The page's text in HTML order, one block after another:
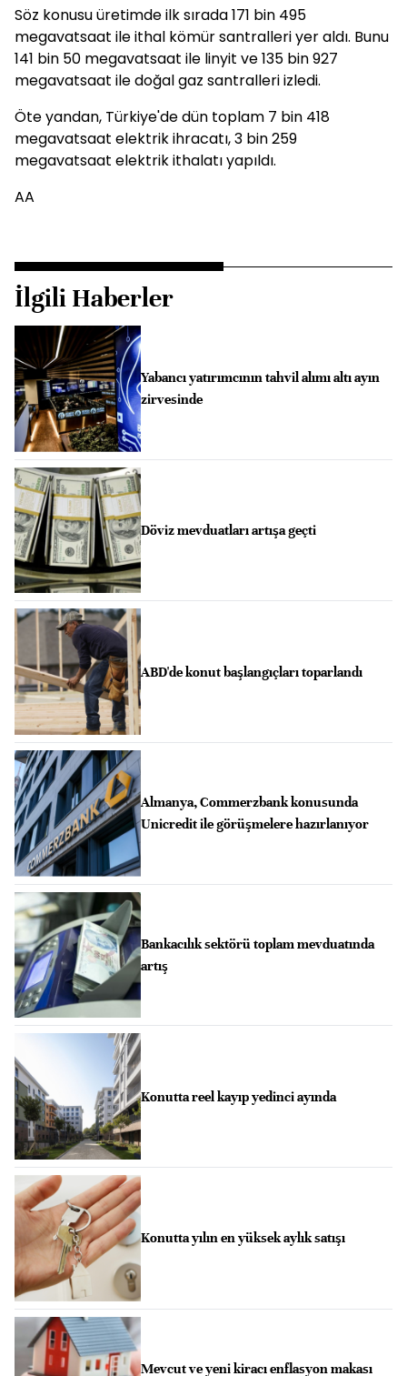
Söz konusu üretimde ilk sırada 171 bin 495
megavatsaat ile ithal kömür santralleri yer aldı. Bunu
141 bin 50 megavatsaat ile linyit ve 135 bin 927
megavatsaat ile doğal gaz santralleri izledi.
Öte yandan, Türkiye'de dün toplam 7 bin 418
megavatsaat elektrik ihracatı, 3 bin 259
megavatsaat elektrik ithalatı yapıldı.
AA
İlgili Haberler
Yabancı yatırımcının tahvil alımı altı ayın
zirvesinde
Döviz mevduatları artışa geçti
ABD'de konut başlangıçları toparlandı
Almanya, Commerzbank konusunda
Unicredit ile görüşmelere hazırlanıyor
Bankacılık sektörü toplam mevduatında
artış
Konutta reel kayıp yedinci ayında
Konutta yılın en yüksek aylık satışı
Mevcut ve yeni kiracı enflasyon makası